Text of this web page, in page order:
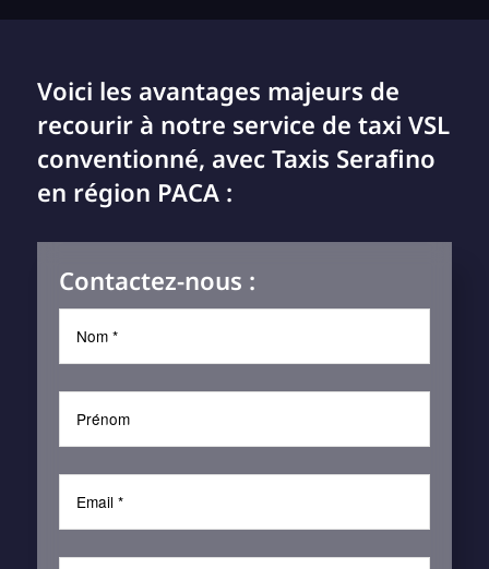
Voici les avantages majeurs de
recourir à notre service de taxi VSL
conventionné, avec Taxis Serafino
en région PACA :
Contactez-nous :